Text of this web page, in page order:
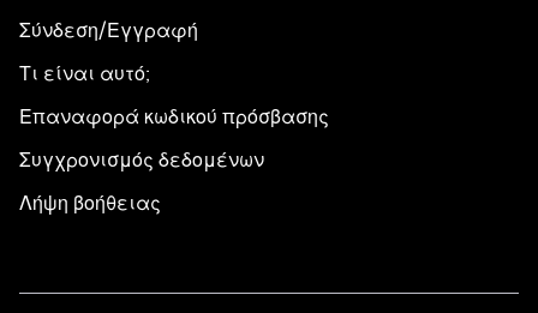
Σύνδεση/Εγγραφή
Τι είναι αυτό;
Επαναφορά κωδικού πρόσβασης
Συγχρονισμός δεδομένων
Λήψη βοήθειας